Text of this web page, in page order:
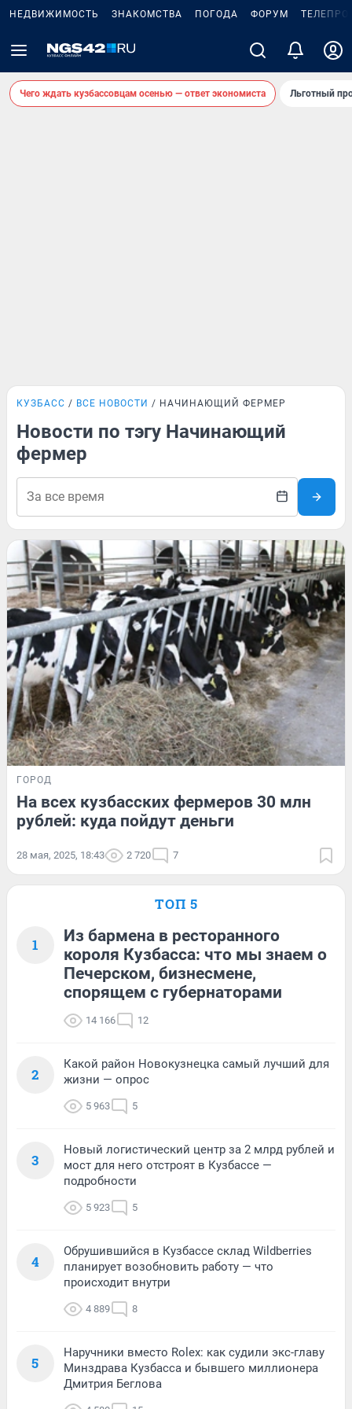
НЕДВИЖИМОСТЬ ЗНАКОМСТВА ПОГОДА ФОРУМ
Чего ждать кузбассовцам осенью — ответ экономиста Льготный
КУЗБАСС ВСЕ НОВОСТИ НАЧИНАЮЩИЙ ФЕРМЕР
Новости по тэгу Начинающий
фермер
ГОРОД
На всех кузбасских фермеров 30 млн
рублей: куда пойдут деньги
28 мая, 2025, 18:43 2 720 7
ТОП 5
1
Из бармена в ресторанного
короля Кузбасса: что мы знаем о
Печерском, бизнесмене,
спорящем с губернаторами
14 166 12
2
Какой район Новокузнецка самый лучший для
жизни — опрос
5 963 5
3
Новый логистический центр за 2 млрд рублей и
мост для него отстроят в Кузбассе —
подробности
5 923 5
4
Обрушившийся в Кузбассе склад Wildberries
планирует возобновить работу — что
происходит внутри
4 889 8
5
Наручники вместо Rolex: как судили экс-главу
Минздрава Кузбасса и бывшего миллионера
Дмитрия Беглова